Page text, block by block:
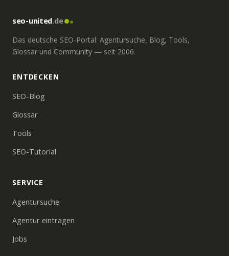
seo-united.de
Das deutsche SEO-Portal: Agentursuche, Blog, Tools,
Glossar und Community — seit 2006.
ENTDECKEN
SEO-Blog
Glossar
Tools
SEO-Tutorial
SERVICE
Agentursuche
Agentur eintragen
Jobs